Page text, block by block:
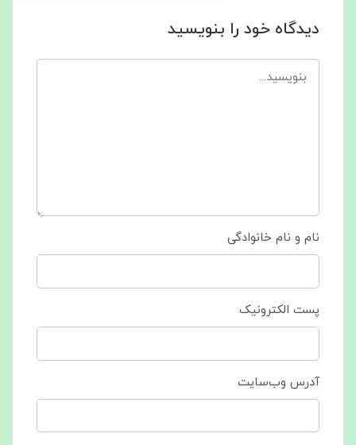
دیدگاه خود را بنویسید
نام و نام خانوادگی
پست الکترونیک
آدرس وب‌سایت